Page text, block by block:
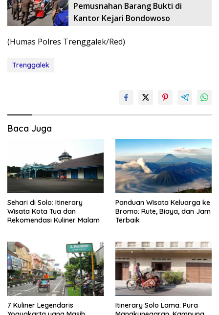
Pemusnahan Barang Bukti di
Kantor Kejari Bondowoso
(Humas Polres Trenggalek/Red)
Trenggalek
Baca Juga
Sehari di Solo: Itinerary
Wisata Kota Tua dan
Rekomendasi Kuliner Malam
Panduan Wisata Keluarga ke
Bromo: Rute, Biaya, dan Jam
Terbaik
7 Kuliner Legendaris
Itinerary Solo Lama: Pura